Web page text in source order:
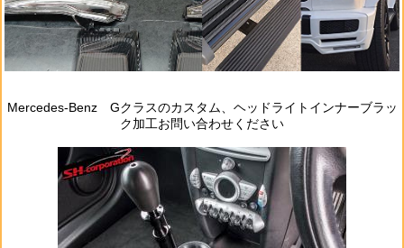
Mercedes‐Benz Gクラスのカスタム、ヘッドライトインナーブラッ
ク加工お問い合わせください